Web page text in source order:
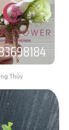
Thủy